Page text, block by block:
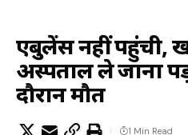
एंबुलेंस नहीं पहुंची,
अस्पताल ले जाना
दौरान मौत
1 Min Read